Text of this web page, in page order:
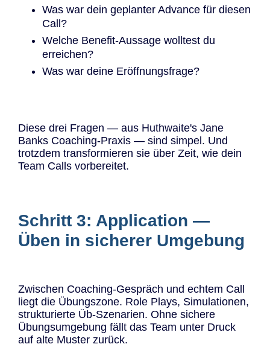
Was war dein geplanter Advance für diesen
Call?
Welche Benefit-Aussage wolltest du
erreichen?
Was war deine Eröffnungsfrage?
Diese drei Fragen — aus Huthwaite's Jane
Banks Coaching-Praxis — sind simpel. Und
trotzdem transformieren sie über Zeit, wie dein
Team Calls vorbereitet.
Schritt 3: Application —
Üben in sicherer Umgebung
Zwischen Coaching-Gespräch und echtem Call
liegt die Übungszone. Role Plays, Simulationen,
strukturierte Üb-Szenarien. Ohne sichere
Übungsumgebung fällt das Team unter Druck
auf alte Muster zurück.